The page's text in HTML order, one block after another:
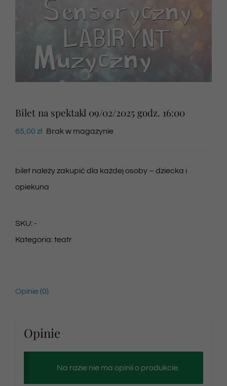
SKLEP VOD
Bilet na spektakl 09/02/2025 godz. 16:00
65,00 zł Brak w magazynie
bilet należy zakupić dla każdej osoby – dziecka i
opiekuna
SKU: -
Kategoria:teatr
Opinie (0)
Opinie
Na razie nie ma opinii o produkcie.